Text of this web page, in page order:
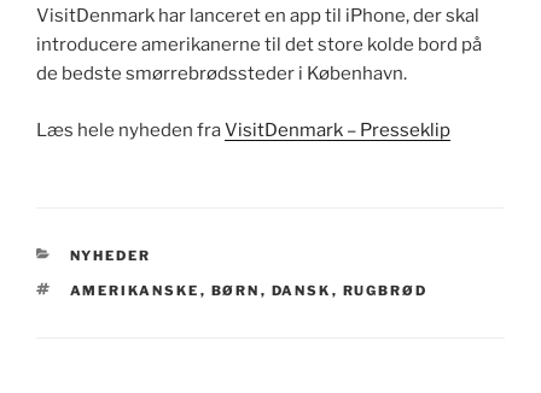
VisitDenmark har lanceret en app til iPhone, der skal
introducere amerikanerne til det store kolde bord på
de bedste smørrebrødssteder i København.
Læs hele nyheden fraVisitDenmark – Presseklip
KATEGORIER
NYHEDER
TAGS
AMERIKANSKE , BØRN , DANSK , RUGBRØD